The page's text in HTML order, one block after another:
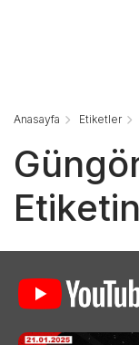
Anasayfa Etiketler